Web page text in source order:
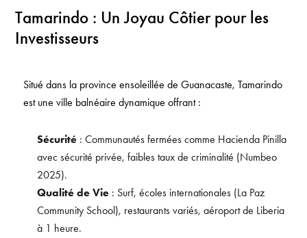
Tamarindo : Un Joyau Côtier pour les
Investisseurs
Situé dans la province ensoleillée de Guanacaste, Tamarindo
est une ville balnéaire dynamique offrant :
Sécurité : Communautés fermées comme Hacienda Pinilla
avec sécurité privée, faibles taux de criminalité (Numbeo
2025).
Qualité de Vie : Surf, écoles internationales (La Paz
Community School), restaurants variés, aéroport de Liberia
à 1 heure.